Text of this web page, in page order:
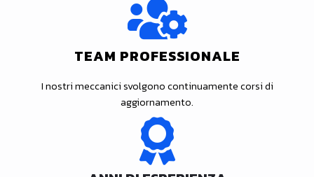
TEAM PROFESSIONALE
I nostri meccanici svolgono continuamente corsi di
aggiornamento.